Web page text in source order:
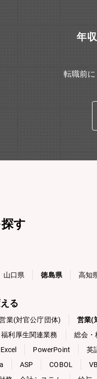
年
転職前
す
山口県 徳島県 高知
る
業(対官公庁団体) 営業(
福利厚生関連業務 総会・
Excel PowerPoint 英
ASP COBOL VB